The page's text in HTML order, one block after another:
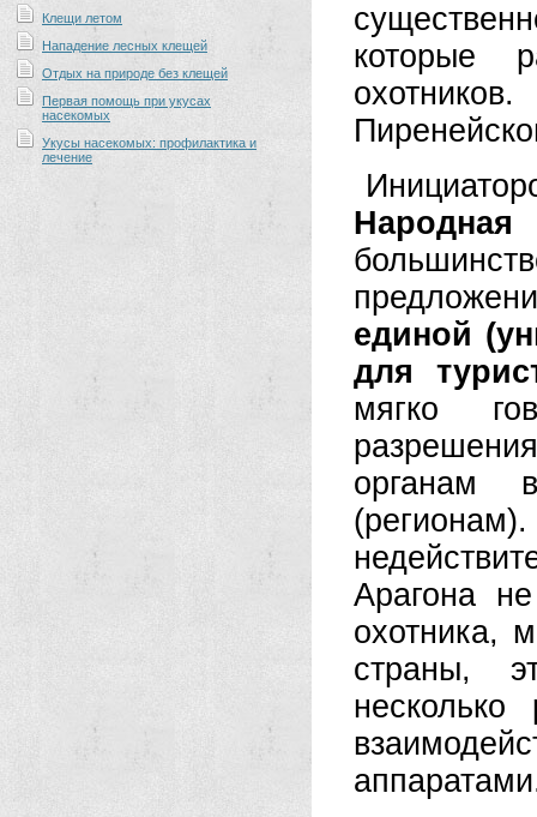
Клещи летом
Нападение лесных клещей
Отдых на природе без клещей
Первая помощь при укусах
насекомых
Укусы насекомых: профилактика и
лечение
которые
единой
для
мягко
органам
Арагона
охотника,
страны,